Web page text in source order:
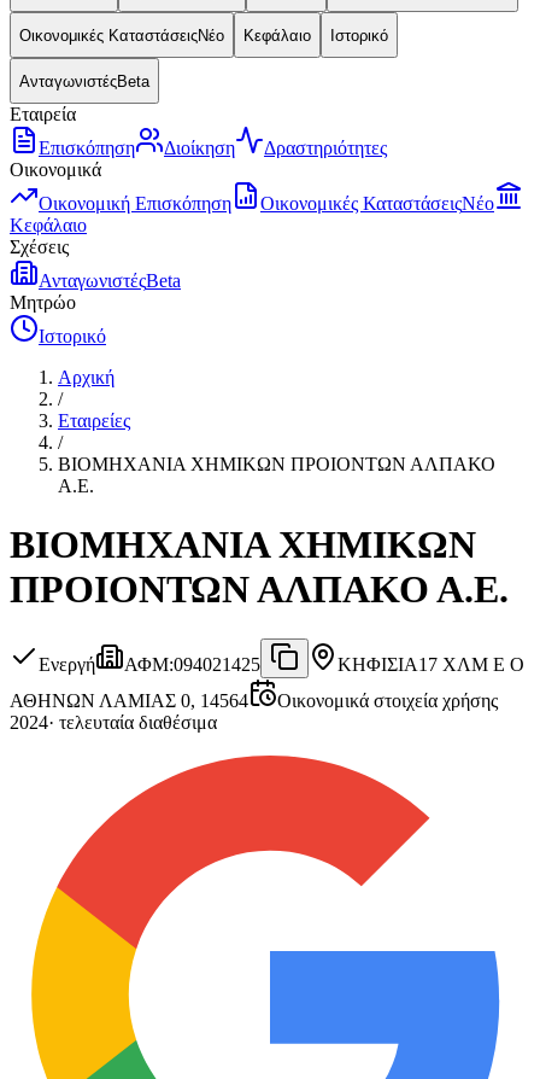
Οικονομικές ΚαταστάσειςΝέο Κεφάλαιο Ιστορικό
ΑνταγωνιστέςBeta
Εταιρεία
Επισκόπηση
Διοίκηση
Δραστηριότητες
Οικονομικά
Οικονομική Επισκόπηση
Οικονομικές ΚαταστάσειςΝέο
Κεφάλαιο
Σχέσεις
ΑνταγωνιστέςBeta
Μητρώο
Ιστορικό
Αρχική
/
Εταιρείες
/
ΒΙΟΜΗΧΑΝΙΑ ΧΗΜΙΚΩΝ ΠΡΟΙΟΝΤΩΝ ΑΛΠΑΚΟ
Α.Ε.
ΒΙΟΜΗΧΑΝΙΑ ΧΗΜΙΚΩΝ
ΠΡΟΙΟΝΤΩΝ ΑΛΠΑΚΟ Α.Ε.
Ενεργή ΑΦΜ:094021425 ΚΗΦΙΣΙΑ17 ΧΛΜ Ε Ο
ΑΘΗΝΩΝ ΛΑΜΙΑΣ 0, 14564
Οικονομικά στοιχεία χρήσης
2024· τελευταία διαθέσιμα